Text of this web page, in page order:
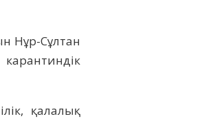
Нұр-Сұлтан
қалалық